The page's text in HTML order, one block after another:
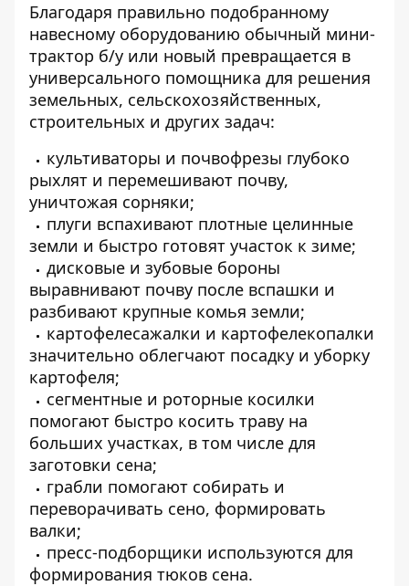
Благодаря правильно подобранному
навесному оборудованию обычный мини-
трактор б/у или новый превращается в
универсального помощника для решения
земельных, сельскохозяйственных,
строительных и других задач:
культиваторы и почвофрезы глубоко
рыхлят и перемешивают почву,
уничтожая сорняки;
плуги вспахивают плотные целинные
земли и быстро готовят участок к зиме;
дисковые и зубовые бороны
выравнивают почву после вспашки и
разбивают крупные комья земли;
картофелесажалки и картофелекопалки
значительно облегчают посадку и уборку
картофеля;
сегментные и роторные косилки
помогают быстро косить траву на
больших участках, в том числе для
заготовки сена;
грабли помогают собирать и
переворачивать сено, формировать
валки;
пресс-подборщики используются для
формирования тюков сена.